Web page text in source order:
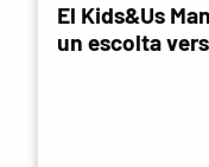
El Kids&Us
un escolta